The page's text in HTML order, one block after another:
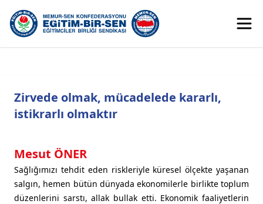
Zirvede olmak, mücadelede kararlı,
istikrarlı olmaktır
Mesut ÖNER
Sağlığımızı tehdit eden riskleriyle küresel ölçekte yaşanan
salgın, hemen bütün dünyada ekonomilerle birlikte toplum
düzenlerini sarstı, allak bullak etti. Ekonomik faaliyetlerin